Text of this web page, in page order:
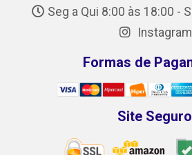
Seg a Qui 8:00 às 18:00 -
Instagram
Formas de
Site Seguro